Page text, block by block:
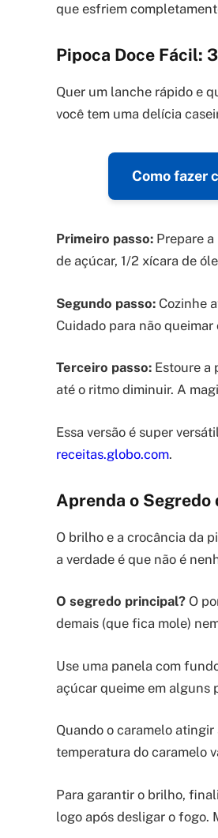
que esfriem
Pipoca Doce Fácil:
Quer um lanche rápido e
você tem uma delícia
Como fazer
Primeiro passo: Prepare
de açúcar, 1/2 xícara de
Segundo passo: Cozinhe
Cuidado para não queimar
Terceiro passo: Estoure a
até o ritmo diminuir. A
Essa versão é super
receitas.globo.com.
Aprenda o
O brilho e a crocância da
a verdade é que não é
O segredo principal? O
demais (que fica mole)
Use uma panela com
açúcar queime em alguns
Quando o caramelo
temperatura do caramelo
Para garantir o brilho,
logo após desligar o fogo.